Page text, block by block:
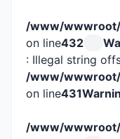
/www/wwwroot/
on line432
: Illegal string
/www/wwwroot/
on line431
/www/wwwroot/